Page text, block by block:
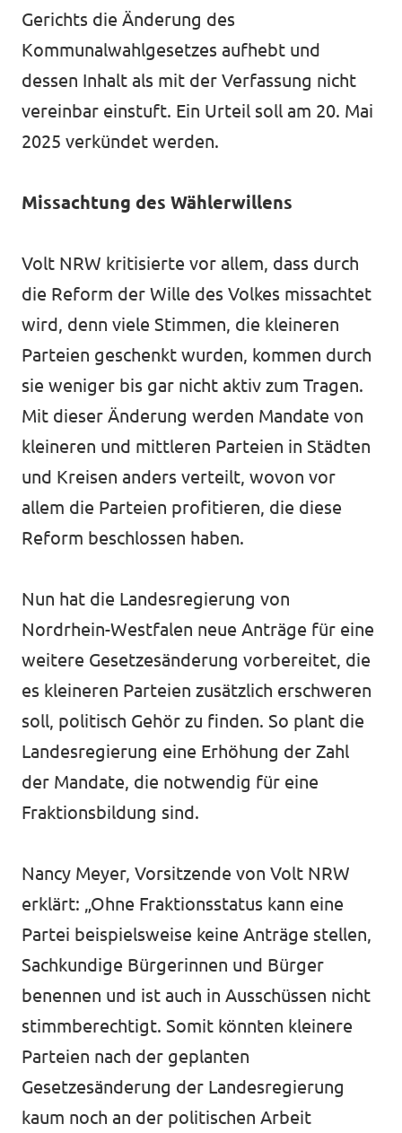
Gerichts die Änderung des
Kommunalwahlgesetzes aufhebt und
dessen Inhalt als mit der Verfassung nicht
vereinbar einstuft. Ein Urteil soll am 20. Mai
2025 verkündet werden.
Missachtung des Wählerwillens
Volt NRW kritisierte vor allem, dass durch
die Reform der Wille des Volkes missachtet
wird, denn viele Stimmen, die kleineren
Parteien geschenkt wurden, kommen durch
sie weniger bis gar nicht aktiv zum Tragen.
Mit dieser Änderung werden Mandate von
kleineren und mittleren Parteien in Städten
und Kreisen anders verteilt, wovon vor
allem die Parteien profitieren, die diese
Reform beschlossen haben.
Nun hat die Landesregierung von
Nordrhein-Westfalen neue Anträge für eine
weitere Gesetzesänderung vorbereitet, die
es kleineren Parteien zusätzlich erschweren
soll, politisch Gehör zu finden. So plant die
Landesregierung eine Erhöhung der Zahl
der Mandate, die notwendig für eine
Fraktionsbildung sind.
Nancy Meyer, Vorsitzende von Volt NRW
erklärt: „Ohne Fraktionsstatus kann eine
Partei beispielsweise keine Anträge stellen,
Sachkundige Bürgerinnen und Bürger
benennen und ist auch in Ausschüssen nicht
stimmberechtigt. Somit könnten kleinere
Parteien nach der geplanten
Gesetzesänderung der Landesregierung
kaum noch an der politischen Arbeit